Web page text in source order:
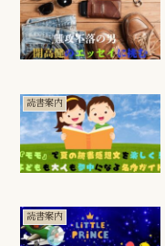
読書案内
読書案内